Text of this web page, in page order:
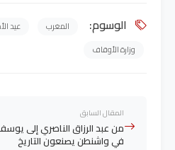
الوسوم: المغرب عيد
وزارة الأوقاف
المقال السابق
من عبد الرزاق الناصري إلى
في واشنطن يصنعون التاريخ